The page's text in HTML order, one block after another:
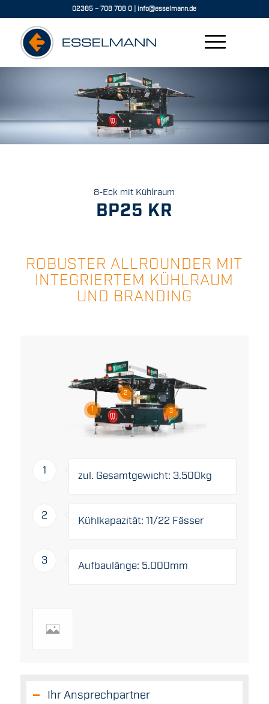
02385 – 708 708 0 info@esselmann.de
8-Eck mit Kühlraum
BP25 KR
ROBUSTER ALLROUNDER MIT
INTEGRIERTEM KÜHLRAUM
UND BRANDING
2
3
1
zul. Gesamtgewicht: 3.500kg
2
Kühlkapazität: 11/22 Fässer
3
Aufbaulänge: 5.000mm
Ihr Ansprechpartner